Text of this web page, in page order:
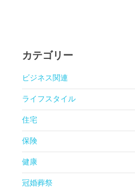
カテゴリー
ビジネス関連
ライフスタイル
住宅
保険
健康
冠婚葬祭